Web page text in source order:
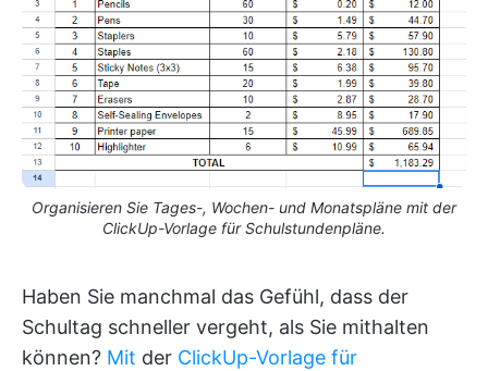
Organisieren Sie Tages-, Wochen- und Monatspläne mit der
ClickUp-Vorlage für Schulstundenpläne.
Haben Sie manchmal das Gefühl, dass der
Schultag schneller vergeht, als Sie mithalten
können? Mit der ClickUp-Vorlage für